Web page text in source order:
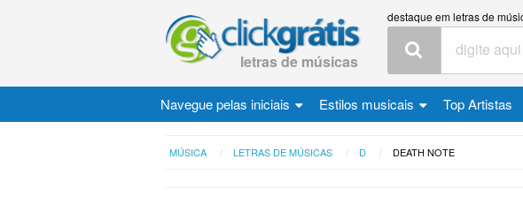
letras de músicas
destaque em letras de
Navegue pelas iniciais Estilos musicais Top Artistas
MÚSICA LETRAS DE MÚSICAS D DEATH NOTE